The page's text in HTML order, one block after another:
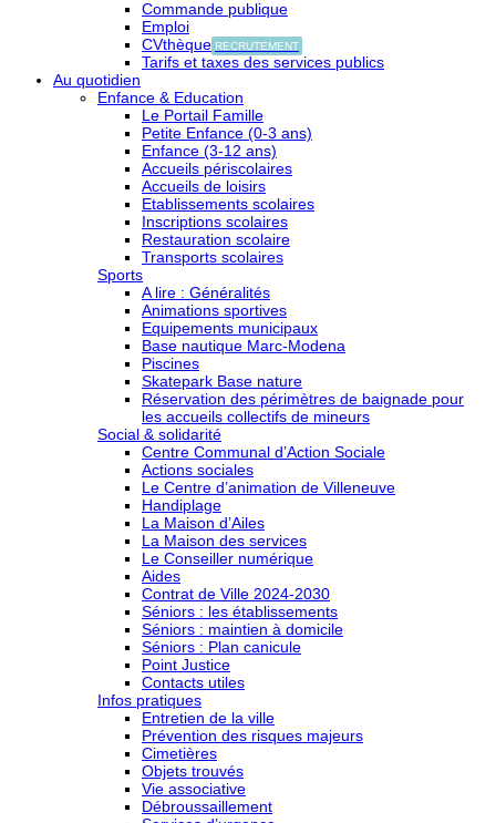
Commande publique
Emploi
CVthèque RECRUTEMENT
Tarifs et taxes des services publics
Au quotidien
Enfance & Education
Le Portail Famille
Petite Enfance (0-3 ans)
Enfance (3-12 ans)
Accueils périscolaires
Accueils de loisirs
Etablissements scolaires
Inscriptions scolaires
Restauration scolaire
Transports scolaires
Sports
A lire : Généralités
Animations sportives
Equipements municipaux
Base nautique Marc-Modena
Piscines
Skatepark Base nature
Réservation des périmètres de baignade pour
les accueils collectifs de mineurs
Social & solidarité
Centre Communal d’Action Sociale
Actions sociales
Le Centre d’animation de Villeneuve
Handiplage
La Maison d’Ailes
La Maison des services
Le Conseiller numérique
Aides
Contrat de Ville 2024-2030
Séniors : les établissements
Séniors : maintien à domicile
Séniors : Plan canicule
Point Justice
Contacts utiles
Infos pratiques
Entretien de la ville
Prévention des risques majeurs
Cimetières
Objets trouvés
Vie associative
Débroussaillement